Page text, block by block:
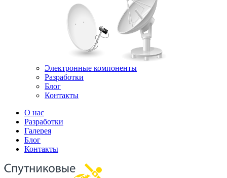
Электронные компоненты
Разработки
Блог
Контакты
О нас
Разработки
Галерея
Блог
Контакты